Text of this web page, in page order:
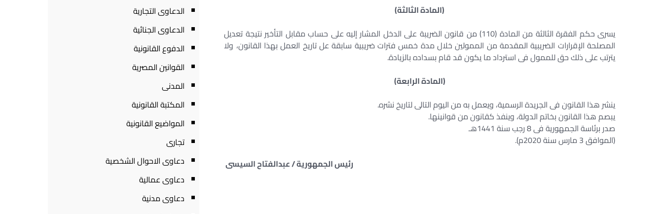
(المادة الثالثة)
يسرى حكم الفقرة الثالثة من المادة (110) من قانون الضريبة على الدخل المشار إليه على حساب مقابل التأخير نتيجة تعديل
المصلحة الإقرارات الضريبية المقدمة من الممولين خلال مدة خمس فترات ضريبية سابقة عل تاريخ العمل بهذا القانون، ولا
يترتب على ذلك حق للممول فى استرداد ما يكون قد قام بسداده بالزيادة.
(المادة الرابعة)
ينشر هذا القانون فى الجريدة الرسمية، ويعمل به من اليوم التالى لتاريخ نشره.
يبصم هذا القانون بخاتم الدولة، وينفذ كقانون من قوانينها.
صدر برئاسة الجمهورية فى 8 رجب سنة 1441هـ
(الموافق 3 مارس سنة 2020م).
رئيس الجمهورية / عبدالفتاح السيسى
الدعاوى التجارية
الدعاوى الجنائية
الدفوع القانونية
القوانين المصرية
المدنى
المكتبة القانونية
المواضيع القانونية
تجارى
دعاوى الاحوال الشخصية
دعاوى عمالية
دعاوى مدنية